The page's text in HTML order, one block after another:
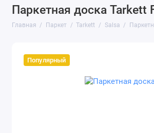
Паркетная доска
Главная Паркет Tarkett Salsa
Популярный